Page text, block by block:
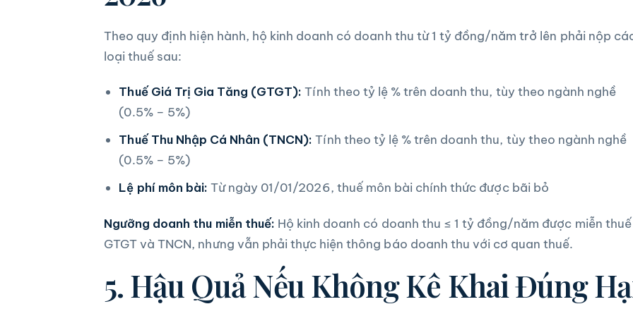
Theo quy định hiện hành, hộ kinh doanh có doanh thu từ 1 tỷ đồng/năm trở lên phải nộp
loại thuế sau:
Thuế Giá Trị Gia Tăng (GTGT): Tính theo tỷ lệ % trên doanh thu, tùy theo ngành nghề
(0.5% – 5%)
Thuế Thu Nhập Cá Nhân (TNCN): Tính theo tỷ lệ % trên doanh thu, tùy theo ngành nghề
(0.5% – 5%)
Lệ phí môn bài: Từ ngày 01/01/2026, thuế môn bài chính thức được bãi bỏ
Ngưỡng doanh thu miễn thuế: Hộ kinh doanh có doanh thu ≤ 1 tỷ đồng/năm được miễn thuế
GTGT và TNCN, nhưng vẫn phải thực hiện thông báo doanh thu với cơ quan thuế.
5. Hậu Quả Nếu Không Kê Khai Đúng